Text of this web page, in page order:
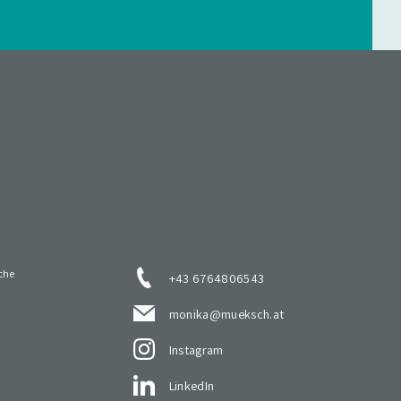
+43 6764806543
monika@mueksch.at
Instagram
LinkedIn